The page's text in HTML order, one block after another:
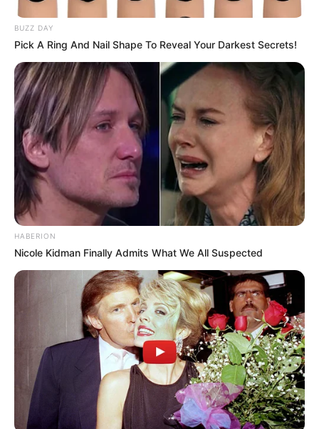
BUZZ DAY
Pick A Ring And Nail Shape To Reveal Your Darkest Secrets!
HABERION
Nicole Kidman Finally Admits What We All Suspected